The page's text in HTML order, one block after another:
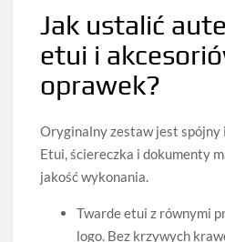
Jak ustalić
etui i
oprawek?
Oryginalny zestaw jest spójny
Etui, ściereczka i dokumenty
jakość wykonania.
Twarde etui z równymi
logo. Bez krzywych